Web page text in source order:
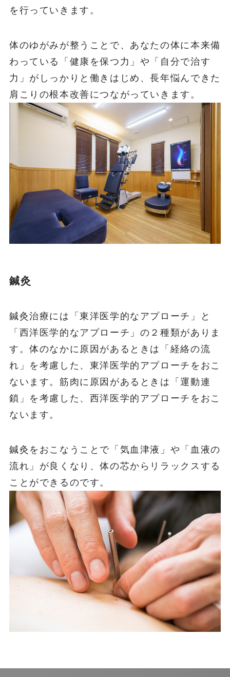
を行っていきます。
体のゆがみが整うことで、あなたの体に本来備
わっている「健康を保つ力」や「自分で治す
力」がしっかりと働きはじめ、長年悩んできた
肩こりの根本改善につながっていきます。
鍼灸
鍼灸治療には「東洋医学的なアプローチ」と
「西洋医学的なアプローチ」の２種類がありま
す。体のなかに原因があるときは「経絡の流
れ」を考慮した、東洋医学的アプローチをおこ
ないます。筋肉に原因があるときは「運動連
鎖」を考慮した、西洋医学的アプローチをおこ
ないます。
鍼灸をおこなうことで「気血津液」や「血液の
流れ」が良くなり、体の芯からリラックスする
ことができるのです。